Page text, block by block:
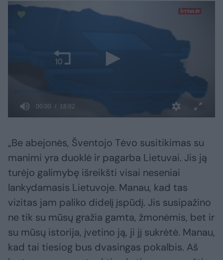
„Be abejonės, Šventojo Tėvo susitikimas su
manimi yra duoklė ir pagarba Lietuvai. Jis ją
turėjo galimybę išreikšti visai neseniai
lankydamasis Lietuvoje. Manau, kad tas
vizitas jam paliko didelį įspūdį. Jis susipažino
ne tik su mūsų gražia gamta, žmonėmis, bet ir
su mūsų istorija, įvetino ją, ji jį sukrėtė. Manau,
kad tai tiesiog bus dvasingas pokalbis. Aš